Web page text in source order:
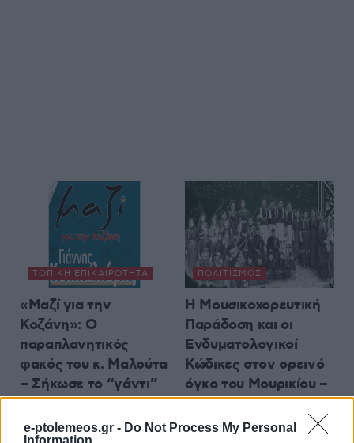
e-ptolemeos.gr - Do Not Process My Personal
Information
ΤΟΠΙΚΉ ΕΠΙΚΑΙΡΌΤΗΤΑ
«Μαζί για την
Κοζάνη»: Ο
παραπλανητικός
φακός του κ. Μαλούτα
– Σήκωσε το “γάντι”
ο νυν Δήμαρχος
6 Αυγούστου 2026, 3:26 μμ
ΠΟΛΙΤΙΣΜΌΣ
Η Μουσικοχορευτική
Παράδοση και οι
Ενδυματολογικοί
Κώδικες στον ορεινό
όγκο του Μουρικίου –
Επιστημονική ημερίδα
στην Κλεισούρα